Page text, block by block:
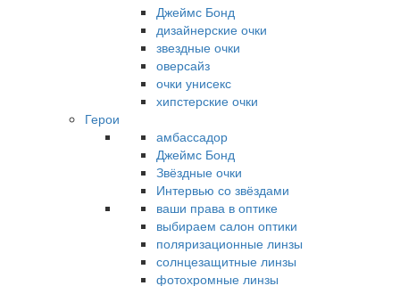
Джеймс Бонд
дизайнерские очки
звездные очки
оверсайз
очки унисекс
хипстерские очки
Герои
амбассадор
Джеймс Бонд
Звёздные очки
Интервью со звёздами
ваши права в оптике
выбираем салон оптики
поляризационные линзы
солнцезащитные линзы
фотохромные линзы